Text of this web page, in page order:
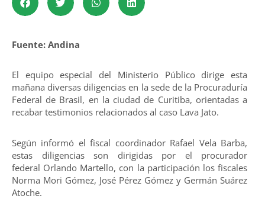
Fuente: Andina
El equipo especial del Ministerio Público dirige esta
mañana diversas diligencias en la sede de la Procuraduría
Federal de Brasil, en la ciudad de Curitiba, orientadas a
recabar testimonios relacionados al caso Lava Jato.
Según informó el fiscal coordinador Rafael Vela Barba,
estas diligencias son dirigidas por el procurador
federal Orlando Martello, con la participación los fiscales
Norma Mori Gómez, José Pérez Gómez y Germán Suárez
Atoche.